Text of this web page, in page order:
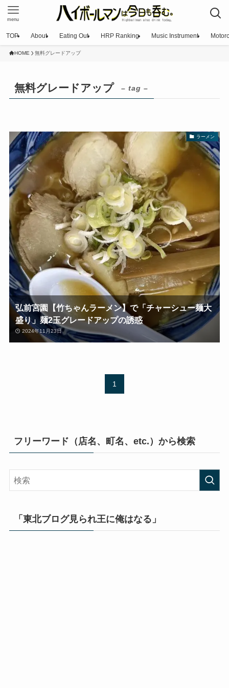
menu
TOP About Eating Out HRP Ranking Music Instrument
HOME 無料グレードアップ
無料グレードアップ – tag –
ラーメン
弘前宮園【竹ちゃんラーメン】で「チャーシュー麺大
盛り」麺2玉グレードアップの誘惑
2024年11月23日
1
フリーワード（店名、町名、etc.）から検索
「東北ブログ見られ王に俺はなる」